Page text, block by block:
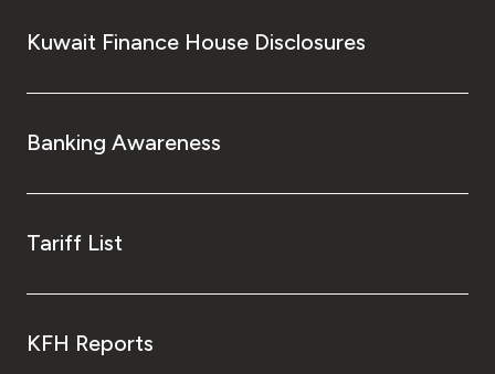
Kuwait Finance House Disclosures
Banking Awareness
Tariff List
KFH Reports